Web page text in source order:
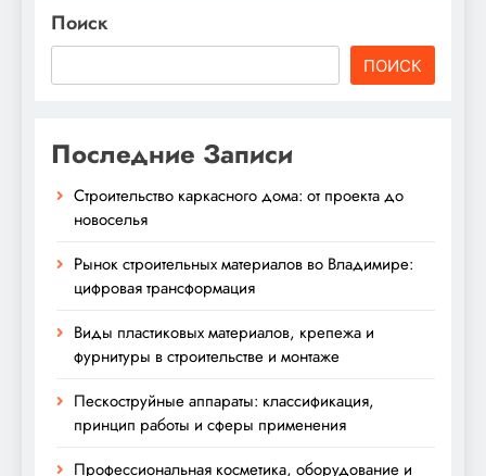
Поиск
ПОИСК
Последние Записи
Строительство каркасного дома: от проекта до
новоселья
Рынок строительных материалов во Владимире:
цифровая трансформация
Виды пластиковых материалов, крепежа и
фурнитуры в строительстве и монтаже
Пескоструйные аппараты: классификация,
принцип работы и сферы применения
Профессиональная косметика, оборудование и